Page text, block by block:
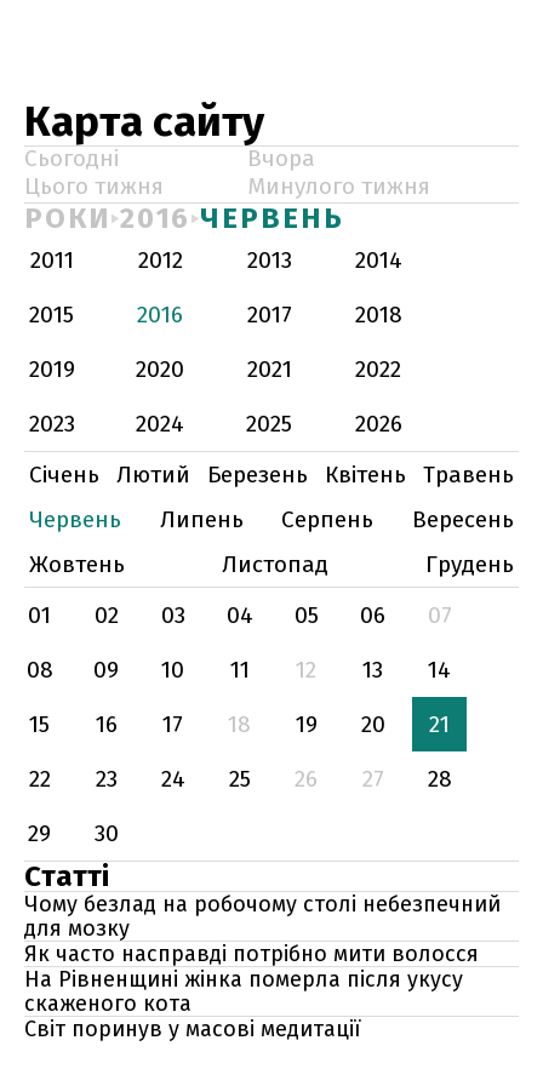
Карта сайту
Сьогодні
Вчора
Цього тижня
Минулого тижня
РОКИ 2016 ЧЕРВЕНЬ
2011 2012 2013
2014
2015
2016 2017
2018
2019
2020 2021
2022
2023
2024 2025
2026
Січень
Лютий Березень Квітень
Травень
Червень
Липень Серпень
Вересень
Жовтень
Листопад
Грудень
01
02 03 04 05 06
07
08
09 10 11 12 13
14
15
16 17 18 19 20
21
22
23 24 25 26 27
28
29
30
Статті
Чому безлад на робочому столі небезпечний
для мозку
Як часто насправді потрібно мити волосся
На Рівненщині жінка померла після укусу
скаженого кота
Світ поринув у масові медитації